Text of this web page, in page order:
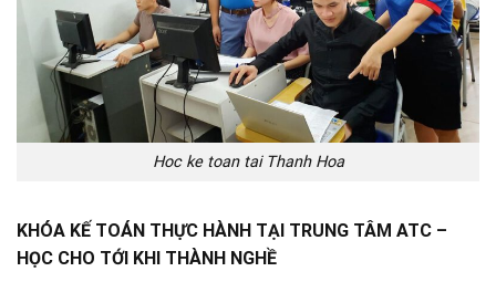
Hoc ke toan tai Thanh Hoa
KHÓA KẾ TOÁN THỰC HÀNH TẠI TRUNG TÂM ATC –
HỌC CHO TỚI KHI THÀNH NGHỀ